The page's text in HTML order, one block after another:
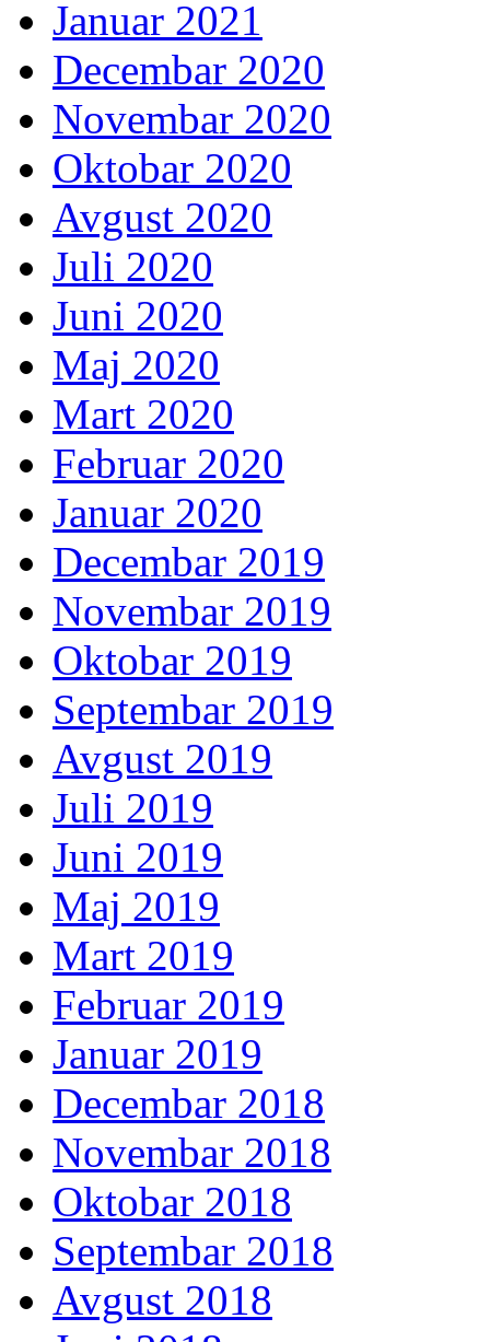
Januar 2021
Decembar 2020
Novembar 2020
Oktobar 2020
Avgust 2020
Juli 2020
Juni 2020
Maj 2020
Mart 2020
Februar 2020
Januar 2020
Decembar 2019
Novembar 2019
Oktobar 2019
Septembar 2019
Avgust 2019
Juli 2019
Juni 2019
Maj 2019
Mart 2019
Februar 2019
Januar 2019
Decembar 2018
Novembar 2018
Oktobar 2018
Septembar 2018
Avgust 2018